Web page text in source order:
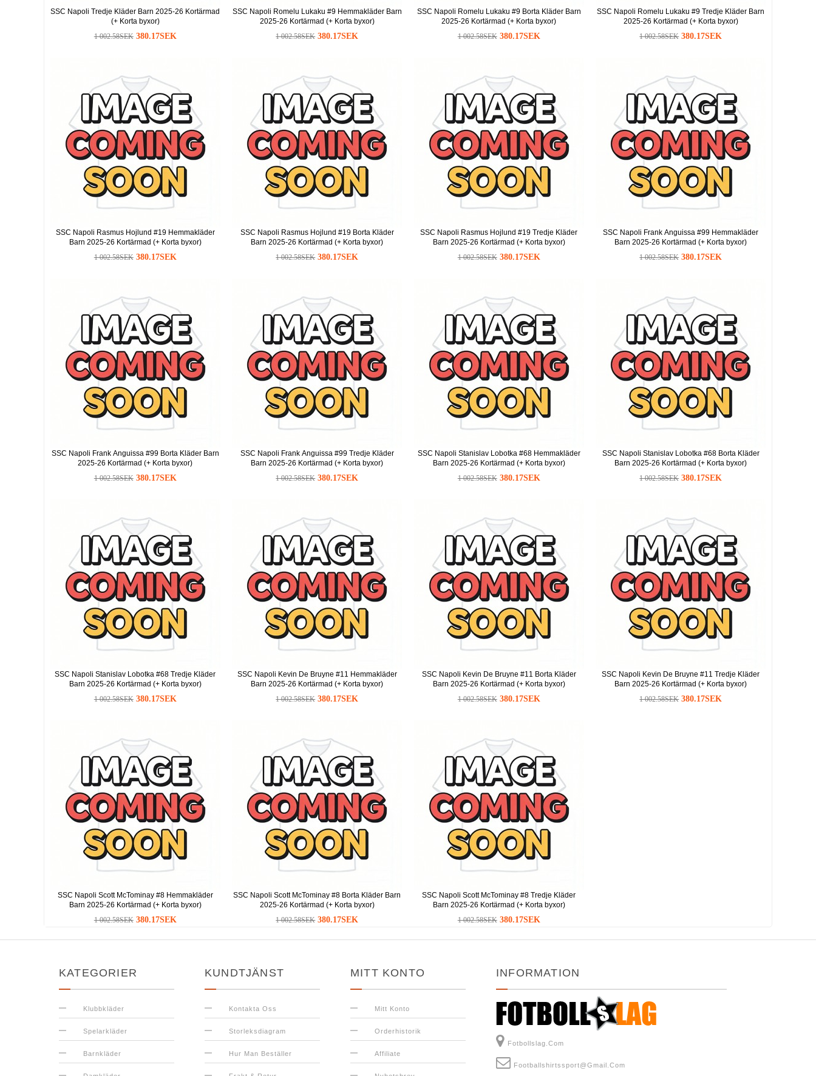
SSC Napoli Tredje Kläder Barn 2025-26 Kortärmad
(+ Korta byxor)
1 002.58SEK 380.17SEK
SSC Napoli Romelu Lukaku #9 Hemmakläder Barn
2025-26 Kortärmad (+ Korta byxor)
1 002.58SEK 380.17SEK
SSC Napoli Romelu Lukaku #9 Borta Kläder Barn
2025-26 Kortärmad (+ Korta byxor)
1 002.58SEK 380.17SEK
SSC Napoli Romelu Lukaku #9 Tredje Kläder Barn
2025-26 Kortärmad (+ Korta byxor)
1 002.58SEK 380.17SEK
SSC Napoli Rasmus Hojlund #19 Hemmakläder
Barn 2025-26 Kortärmad (+ Korta byxor)
1 002.58SEK 380.17SEK
SSC Napoli Rasmus Hojlund #19 Borta Kläder
Barn 2025-26 Kortärmad (+ Korta byxor)
1 002.58SEK 380.17SEK
SSC Napoli Rasmus Hojlund #19 Tredje Kläder
Barn 2025-26 Kortärmad (+ Korta byxor)
1 002.58SEK 380.17SEK
SSC Napoli Frank Anguissa #99 Hemmakläder
Barn 2025-26 Kortärmad (+ Korta byxor)
1 002.58SEK 380.17SEK
SSC Napoli Frank Anguissa #99 Borta Kläder Barn
2025-26 Kortärmad (+ Korta byxor)
1 002.58SEK 380.17SEK
SSC Napoli Frank Anguissa #99 Tredje Kläder
Barn 2025-26 Kortärmad (+ Korta byxor)
1 002.58SEK 380.17SEK
SSC Napoli Stanislav Lobotka #68 Hemmakläder
Barn 2025-26 Kortärmad (+ Korta byxor)
1 002.58SEK 380.17SEK
SSC Napoli Stanislav Lobotka #68 Borta Kläder
Barn 2025-26 Kortärmad (+ Korta byxor)
1 002.58SEK 380.17SEK
SSC Napoli Stanislav Lobotka #68 Tredje Kläder
Barn 2025-26 Kortärmad (+ Korta byxor)
1 002.58SEK 380.17SEK
SSC Napoli Kevin De Bruyne #11 Hemmakläder
Barn 2025-26 Kortärmad (+ Korta byxor)
1 002.58SEK 380.17SEK
SSC Napoli Kevin De Bruyne #11 Borta Kläder
Barn 2025-26 Kortärmad (+ Korta byxor)
1 002.58SEK 380.17SEK
SSC Napoli Kevin De Bruyne #11 Tredje Kläder
Barn 2025-26 Kortärmad (+ Korta byxor)
1 002.58SEK 380.17SEK
SSC Napoli Scott McTominay #8 Hemmakläder
Barn 2025-26 Kortärmad (+ Korta byxor)
1 002.58SEK 380.17SEK
SSC Napoli Scott McTominay #8 Borta Kläder Barn
2025-26 Kortärmad (+ Korta byxor)
1 002.58SEK 380.17SEK
SSC Napoli Scott McTominay #8 Tredje Kläder
Barn 2025-26 Kortärmad (+ Korta byxor)
1 002.58SEK 380.17SEK
KATEGORIER
Klubbkläder
Spelarkläder
Barnkläder
KUNDTJÄNST
Kontakta Oss
Storleksdiagram
Hur Man Beställer
MITT KONTO
Mitt Konto
Orderhistorik
Affiliate
INFORMATION
Fotbollslag.com
Footballshirtssport@gmail.com